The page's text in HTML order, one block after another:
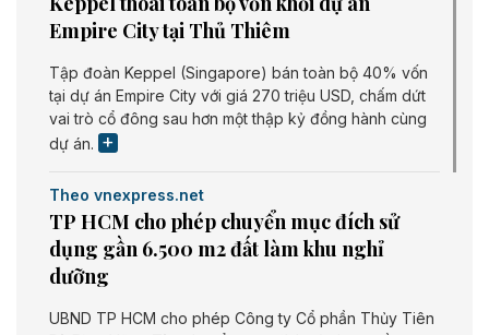
Empire City tại Thủ Thiêm
Tập đoàn Keppel (Singapore) bán toàn bộ 40% vốn
tại dự án Empire City với giá 270 triệu USD, chấm dứt
vai trò cổ đông sau hơn một thập kỷ đồng hành cùng
dự án.
Theo vnexpress.net
TP HCM cho phép chuyển mục đích sử
dụng gần 6.500 m2 đất làm khu nghỉ
dưỡng
UBND TP HCM cho phép Công ty Cổ phần Thủy Tiên